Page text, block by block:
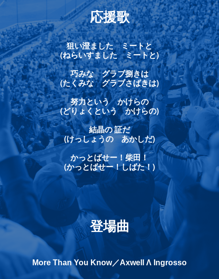
応援歌
狙い澄ました ミートと
(ねらいすました ミートと)
巧みな グラブ捌きは
(たくみな グラブさばきは)
努力という かけらの
(どりょくという かけらの)
結晶の 証だ
(けっしょうの あかしだ)
かっとばせー！柴田！
(かっとばせー！しばた！)
登場曲
More Than You Know／Axwell Λ Ingrosso